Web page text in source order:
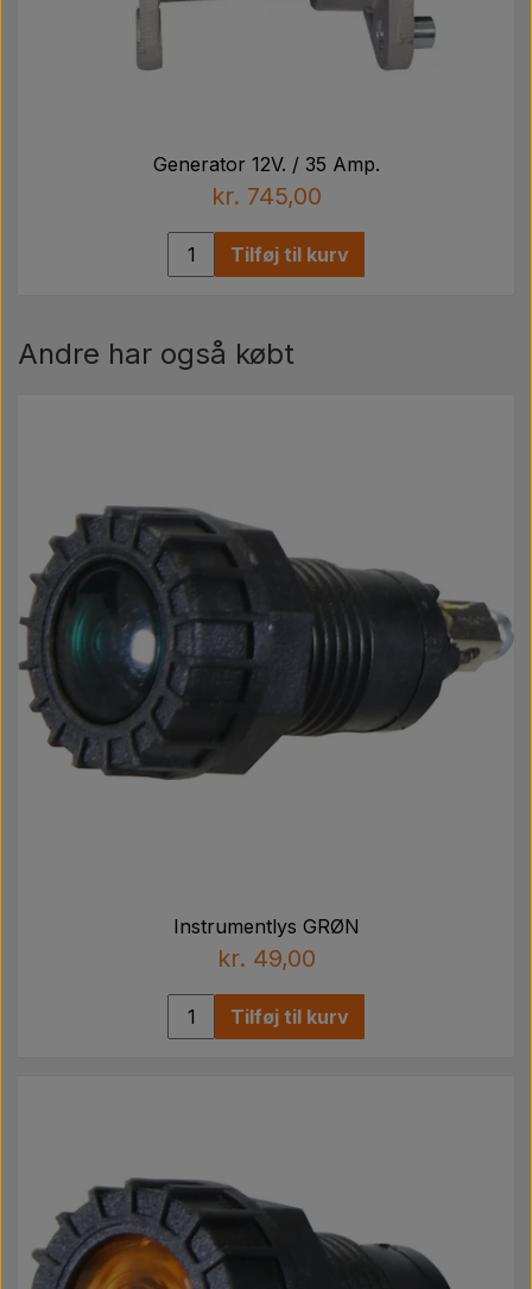
Generator 12V. / 35 Amp.
kr. 745,00
Tilføj til kurv
Andre har også købt
Instrumentlys GRØN
kr. 49,00
Tilføj til kurv